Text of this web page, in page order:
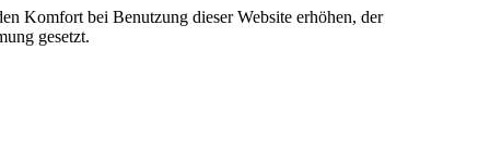
Komfort bei Benutzung dieser Website erhöhen, der
gesetzt.